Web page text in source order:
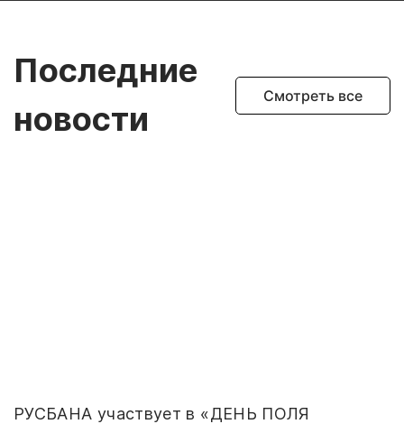
Последние
новости
Смотреть все
РУСБАНА участвует в «ДЕНЬ ПОЛЯ